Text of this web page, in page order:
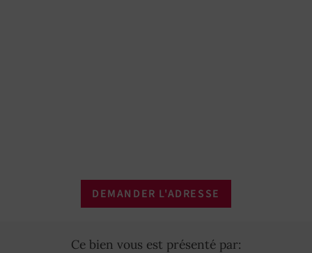
DEMANDER L'ADRESSE
Ce bien vous est présenté par: